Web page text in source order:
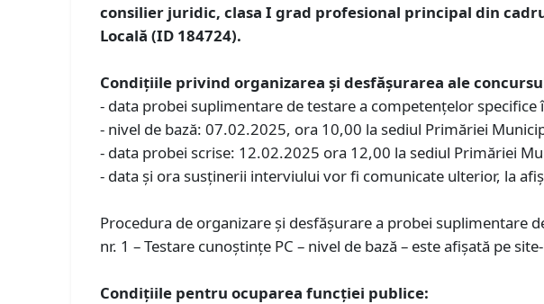
consilier juridic, clasa I grad profesional principal din
Locală (ID 184724).
Condiţiile privind organizarea și desfăşurarea ale
- data probei suplimentare de testare a competențelor
- nivel de bază: 07.02.2025, ora 10,00 la sediul Primăriei
- data probei scrise: 12.02.2025 ora 12,00 la sediul Primăriei
- data și ora susținerii interviului vor fi comunicate ulterior, la
Procedura de organizare și desfășurare a probei suplimentare
nr. 1 – Testare cunoștințe PC – nivel de bază – este afișată pe
Condiţiile pentru ocuparea funcției publice: